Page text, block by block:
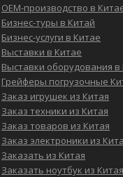
OEM-производство в
Бизнес-туры в Китай
Бизнес-услуги в Китае
Выставки в Китае
Выставки оборудования в
Грейферы погрузочные
Заказ игрушек из Китая
Заказ техники из Китая
Заказ товаров из Китая
Заказ электроники из
Заказать из Китая
Заказать ноутбук из Китая